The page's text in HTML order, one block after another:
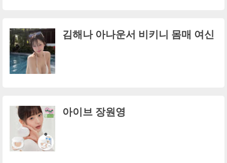
김해나 아나운서 비키니 몸매 여신
아이브 장원영